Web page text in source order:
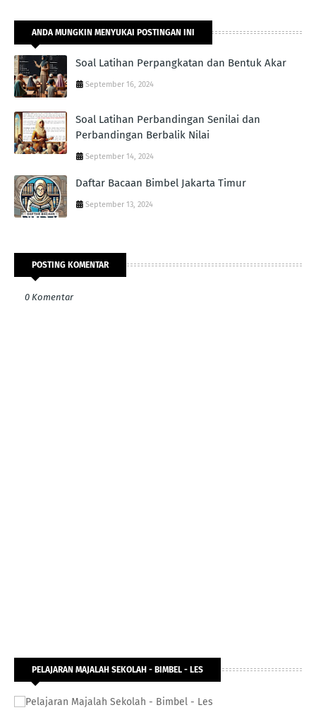
ANDA MUNGKIN MENYUKAI POSTINGAN INI
Soal Latihan Perpangkatan dan Bentuk Akar
September 16, 2024
Soal Latihan Perbandingan Senilai dan
Perbandingan Berbalik Nilai
September 14, 2024
Daftar Bacaan Bimbel Jakarta Timur
September 13, 2024
POSTING KOMENTAR
0 Komentar
PELAJARAN MAJALAH SEKOLAH - BIMBEL - LES